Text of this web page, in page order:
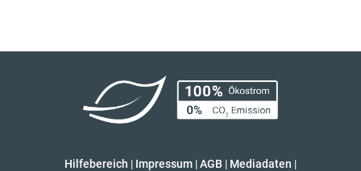
Hilfebereich | Impressum |AGB | Mediadaten |